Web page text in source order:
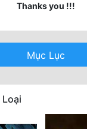
Thanks you !!!
Mục Lục